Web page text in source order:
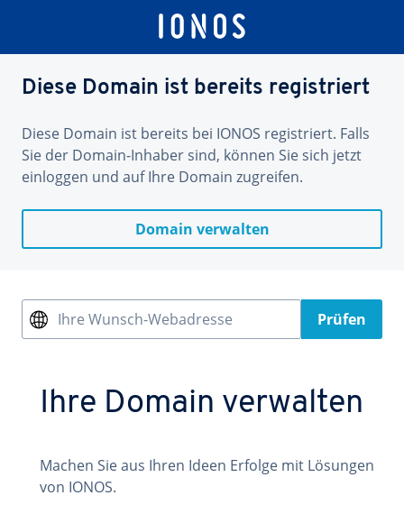
Diese Domain ist bereits registriert
Diese Domain ist bereits bei IONOS registriert. Falls
Sie der Domain-Inhaber sind, können Sie sich jetzt
einloggen und auf Ihre Domain zugreifen.
Domain verwalten
Ihre Wunsch-Webadresse Prüfen
Ihre Domain verwalten
Machen Sie aus Ihren Ideen Erfolge mit Lösungen
von IONOS.